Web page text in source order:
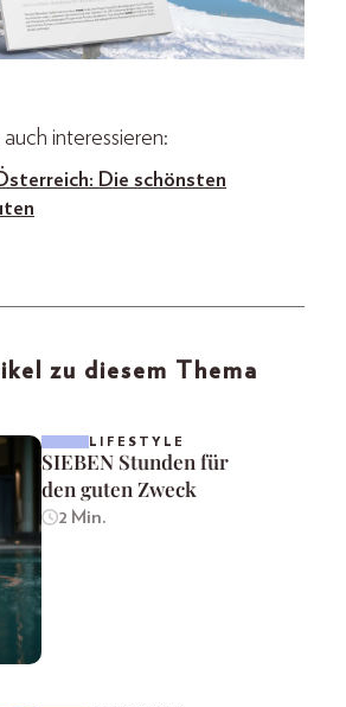
interessieren:
Die schönsten
zu diesem Thema
LIFESTYLE
SIEBEN Stunden für
den guten Zweck
2 Min.